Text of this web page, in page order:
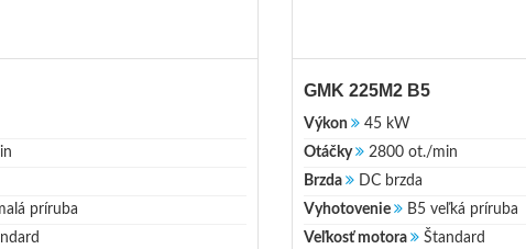
príruba
GMK 225M2 B5
Výkon
45 kW
Otáčky
2800 ot./min
Brzda
DC brzda
Vyhotovenie
B5 veľká príruba
Veľkosť motora
Štandard